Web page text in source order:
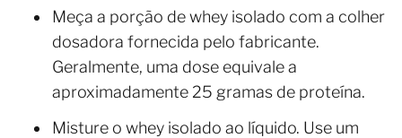
Meça a porção de whey isolado com a colher
dosadora fornecida pelo fabricante.
Geralmente, uma dose equivale a
aproximadamente 25 gramas de proteína.
Misture o whey isolado ao líquido. Use um